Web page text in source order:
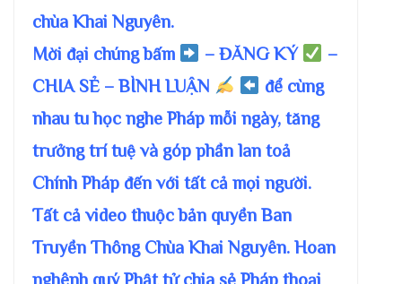
chùa Khai Nguyên.
Mời đại chúng bấm
– ĐĂNG KÝ
–
CHIA SẺ – BÌNH LUẬN
để cùng
nhau tu học nghe Pháp mỗi ngày, tăng
trưởng trí tuệ và góp phần lan toả
Chính Pháp đến với tất cả mọi người.
Tất cả video thuộc bản quyền Ban
Truyền Thông Chùa Khai Nguyên. Hoan
nghênh quý Phật tử chia sẻ Pháp thoại